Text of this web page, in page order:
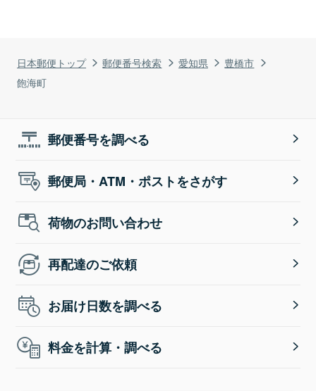
日本郵便トップ 郵便番号検索 愛知県
豊橋市
飽海町
郵便番号を調べる
郵便局・ATM・ポストをさがす
荷物のお問い合わせ
再配達のご依頼
お届け日数を調べる
料金を計算・調べる